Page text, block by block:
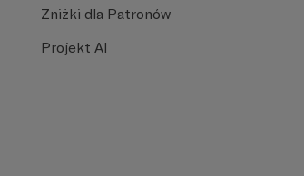
Zniżki dla Patronów
Projekt AI